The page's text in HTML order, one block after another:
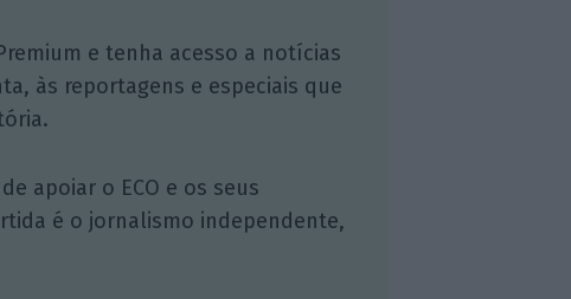
e tenha acesso a notícias
às reportagens e especiais que
apoiar o ECO e os seus
é o jornalismo independente,